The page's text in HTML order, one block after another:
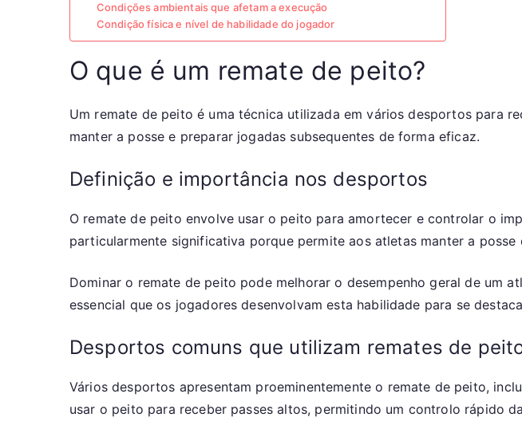
Condições ambientais que afetam a execução
Condição física e nível de habilidade do jogador
O que é um remate de peito?
Um remate de peito é uma técnica utilizada em vários desportos para
manter a posse e preparar jogadas subsequentes de forma eficaz.
Definição e importância nos desportos
O remate de peito envolve usar o peito para amortecer e controlar o
particularmente significativa porque permite aos atletas manter a
Dominar o remate de peito pode melhorar o desempenho geral de um
essencial que os jogadores desenvolvam esta habilidade para se
Desportos comuns que utilizam remates de
Vários desportos apresentam proeminentemente o remate de peito,
usar o peito para receber passes altos, permitindo um controlo rápido